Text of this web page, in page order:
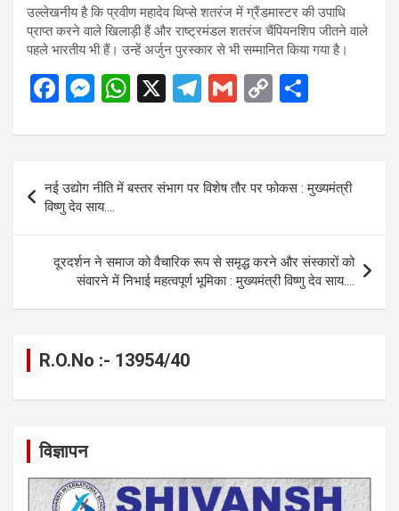
उल्लेखनीय है कि प्रवीण महादेव थिप्से शतरंज में ग्रैंडमास्टर की उपाधि
प्राप्त करने वाले खिलाड़ी हैं और राष्ट्रमंडल शतरंज चैंपियनशिप जीतने वाले
पहले भारतीय भी हैं। उन्हें अर्जुन पुरस्कार से भी सम्मानित किया गया है।
F
ce
o
o
k
M
se
n
g
er
W
at
A
p
p
X
T
e
gr
a
m
G
ail
C
py
Li
n
k
ar
Post
navigation
नई उद्योग नीति में बस्तर संभाग पर विशेष तौर पर फोकस : मुख्यमंत्री
विष्णु देव साय….
दूरदर्शन ने समाज को वैचारिक रूप से समृद्ध करने और संस्कारों को
संवारने में निभाई महत्वपूर्ण भूमिका : मुख्यमंत्री विष्णु देव साय….
R.O.No :- 13954/40
विज्ञापन